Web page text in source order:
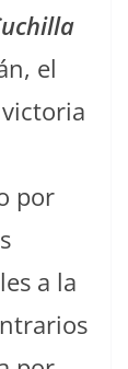
el
por
a la